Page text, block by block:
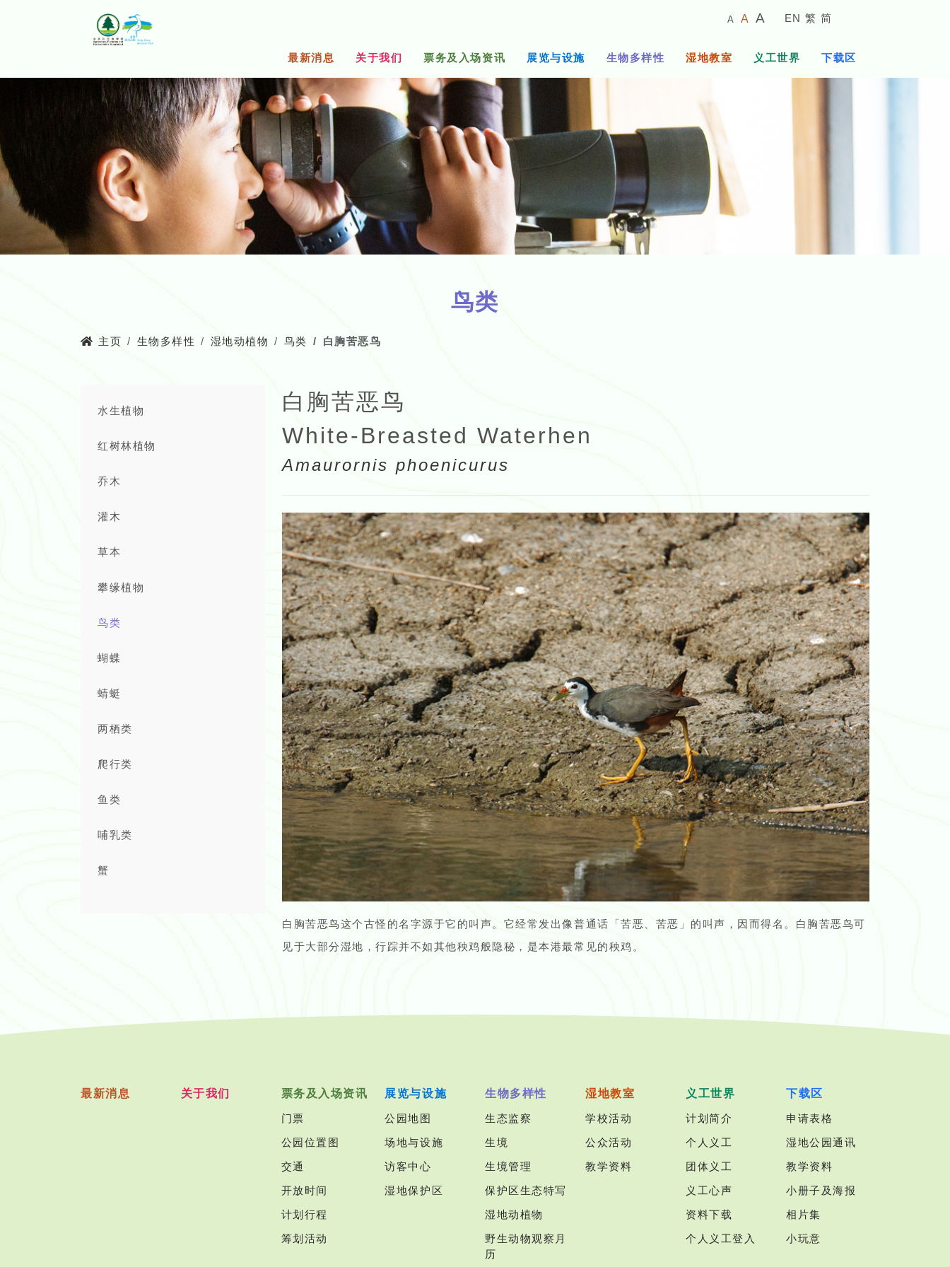
A
较
A
预
字
体
A
的
EN 繁 简
最新消息 关于我们 票务及入场资讯 展览与设施 生物多样性 湿地教室 义工世界 下载区
鸟类
主页 生物多样性 湿地动植物 鸟类 白胸苦恶鸟
水生植物
红树林植物
乔木
灌木
草本
攀缘植物
鸟类
蝴蝶
蜻蜓
两栖类
爬行类
鱼类
哺乳类
蟹
白胸苦恶鸟
White-Breasted Waterhen
Amaurornis phoenicurus
白胸苦恶鸟这个古怪的名字源于它的叫声。它经常发出像普通话「苦恶、苦恶」的叫声，因而得名。白胸苦恶鸟可
见于大部分湿地，行踪并不如其他秧鸡般隐秘，是本港最常见的秧鸡。
最新消息 关于我们 票务及入场资讯
门票
公园位置图
交通
开放时间
计划行程
筹划活动
展览与设施
公园地图
场地与设施
访客中心
湿地保护区
生物多样性
生态监察
生境
生境管理
保护区生态特写
湿地动植物
野生动物观察月
历
湿地教室
学校活动
公众活动
教学资料
义工世界
计划简介
个人义工
团体义工
义工心声
资料下载
个人义工登入
下载区
申请表格
湿地公园通讯
教学资料
小册子及海报
相片集
小玩意